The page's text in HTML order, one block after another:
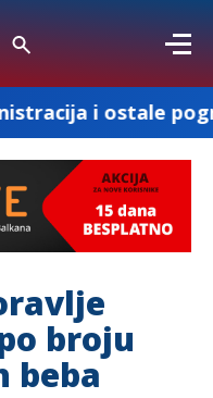
pogrebne usluge
broju
beba